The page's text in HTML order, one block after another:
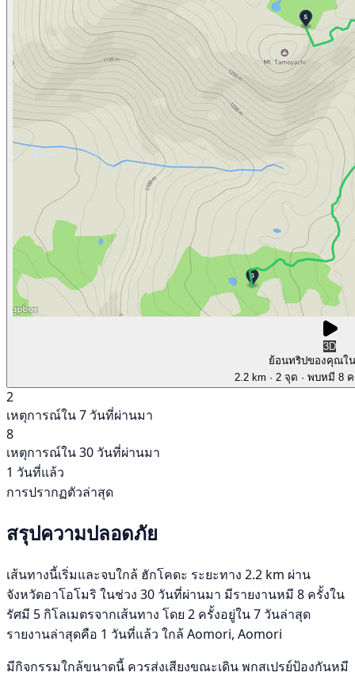
3D
ย้อนทริปของคุณใ
2.2 km · 2 จุด · พบหมี 8
2
เหตุการณ์ใน 7 วันที่ผ่านมา
8
เหตุการณ์ใน 30 วันที่ผ่านมา
1 วันที่แล้ว
การปรากฏตัวล่าสุด
สรุปความปลอดภัย
เส้นทางนี้เริ่มและจบใกล้ ฮักโคดะ ระยะทาง 2.2 km ผ่าน
จังหวัดอาโอโมริ ในช่วง 30 วันที่ผ่านมา มีรายงานหมี 8 ครั้งใน
รัศมี 5 กิโลเมตรจากเส้นทาง โดย 2 ครั้งอยู่ใน 7 วันล่าสุด
รายงานล่าสุดคือ 1 วันที่แล้ว ใกล้ Aomori, Aomori
มีกิจกรรมใกล้ขนาดนี้ ควรส่งเสียงขณะเดิน พกสเปรย์ป้องกันหมี